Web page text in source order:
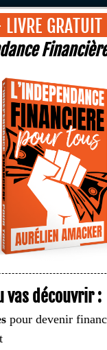
vas découvrir :
pour devenir